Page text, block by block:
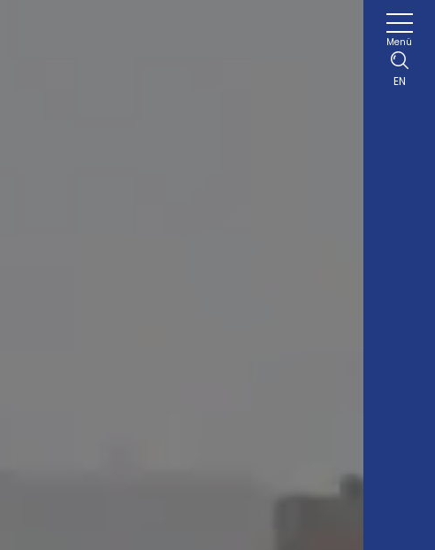
Menü
EN